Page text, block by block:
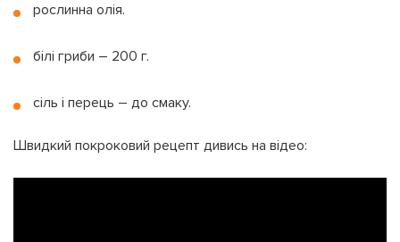
рослинна олія.
білі гриби – 200 г.
сіль і перець – до смаку.
Швидкий покроковий рецепт дивись на відео: